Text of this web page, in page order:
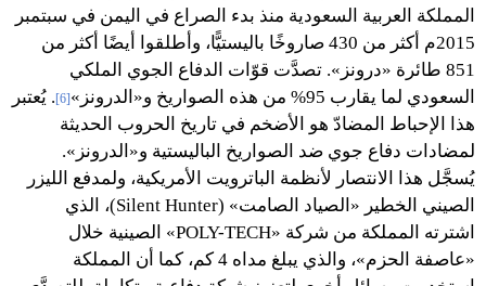
المملكة العربية السعودية منذ بدء الصراع في اليمن في سبتمبر
2015م أكثر من 430 صاروخًا باليستيًّا، وأطلقوا أيضًا أكثر من
851 طائرة «درونز». تصدَّت قوّات الدفاع الجوي الملكي
السعودي لما يقارب 95% من هذه الصواريخ و«الدرونز»
[6]
. يُعتبر
هذا الإحباط المضادّ هو الأضخم في تاريخ الحروب الحديثة
لمضادات دفاع جوي ضد الصواريخ الباليستية و«الدرونز».
يُسجَّل هذا الانتصار لأنظمة الباترويت الأمريكية، ولمدفع الليزر
الصيني الخطير «الصياد الصامت» (Silent Hunter)، الذي
اشترته المملكة من شركة «POLY-TECH» الصينية خلال
«عاصفة الحزم»، والذي يبلغ مداه 4 كم، كما أن المملكة